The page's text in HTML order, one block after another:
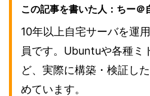
この記事を書いた人：ちー＠
10年以上自宅サーバを運
員です。Ubuntuや各種ミ
ど、実際に構築・検証し
めています。